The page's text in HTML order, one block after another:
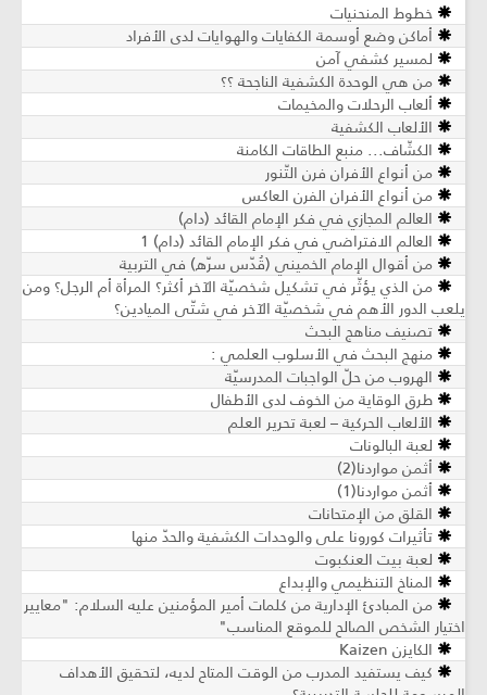
خطوط المنحنيات
أماكن وضع أوسمة الكفايات والهوايات لدى الأفراد
لمسير كشفي آمن
من هي الوحدة الكشفية الناجحة ؟؟
ألعاب الرحلات والمخيمات
الألعاب الكشفية
الكشّاف... منبع الطاقات الكامنة
من أنواع الأفران فرن التّنور
من أنواع الأفران الفرن العاكس
العالم المجازي في فكر الإمام القائد (دام)
العالم الافتراضي في فكر الإمام القائد (دام) 1
من أقوال الإمام الخميني (قُدّس سرّه) في التربية
من الذي يؤثّر في تشكيل شخصيّة الآخر أكثر؟ المرأة أم الرجل؟ ومن
يلعب الدور الأهم في شخصيّة الآخر في شتّى الميادين؟
تصنيف مناهج البحث
منهج البحث في الأسلوب العلمي :
الهروب من حلّ الواجبات المدرسيّة
طرق الوقاية من الخوف لدى الأطفال
الألعاب الحركية – لعبة تحرير العلم
لعبة البالونات
أثمن مواردنا(2)
أثمن مواردنا(1)
القلق من الإمتحانات
تأثيرات كورونا على والوحدات الكشفية والحدّ منها
لعبة بيت العنكبوت
المناخ التنظيمي والإبداع
من المبادئ الإدارية من كلمات أمير المؤمنين عليه السلام: "معايير
اختيار الشخص الصالح للموقع المناسب"
الكايزن Kaizen
كيف يستفيد المدرب من الوقت المتاح لديه، لتحقيق الأهداف